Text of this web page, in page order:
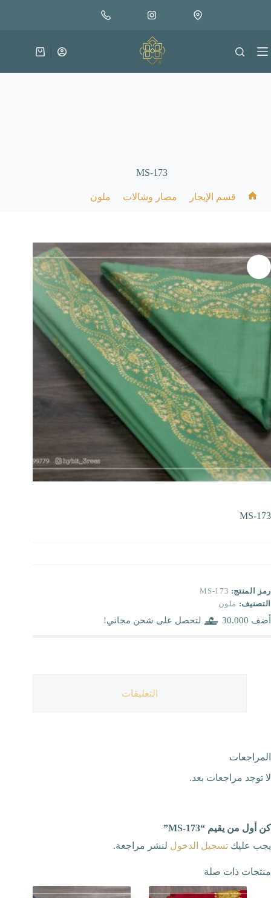
عربة
MS-173
قسم الإيجار مصار وشالات ملون
MS-173
رمز المنتج: MS-173
التصنيف: ملون
أضف 30.000 لتحصل على شحن مجاني!
التعليقات
المراجعات
لا توجد مراجعات بعد.
كن أول من يقيم “MS-173”
يجب عليك تسجيل الدخول لنشر مراجعة.
منتجات ذات صلة